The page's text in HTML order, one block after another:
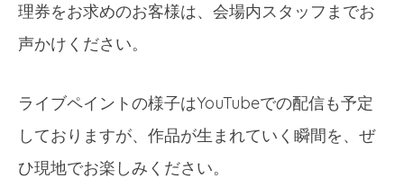
理券をお求めのお客様は、会場内スタッフまでお
声かけください。
ライブペイントの様子はYouTubeでの配信も予定
しておりますが、作品が生まれていく瞬間を、ぜ
ひ現地でお楽しみください。